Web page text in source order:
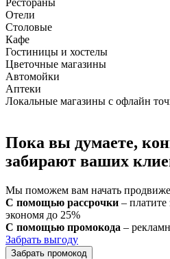
Рестораны
Отели
Столовые
Кафе
Гостиницы и хостелы
Цветочные магазины
Автомойки
Аптеки
Локальные магазины с офлайн
Пока вы думаете,
забирают ваших
Мы поможем вам начать
С помощью рассрочки –
экономя до 25%
С помощью промокода –
Забрать выгоду
Забрать промокод